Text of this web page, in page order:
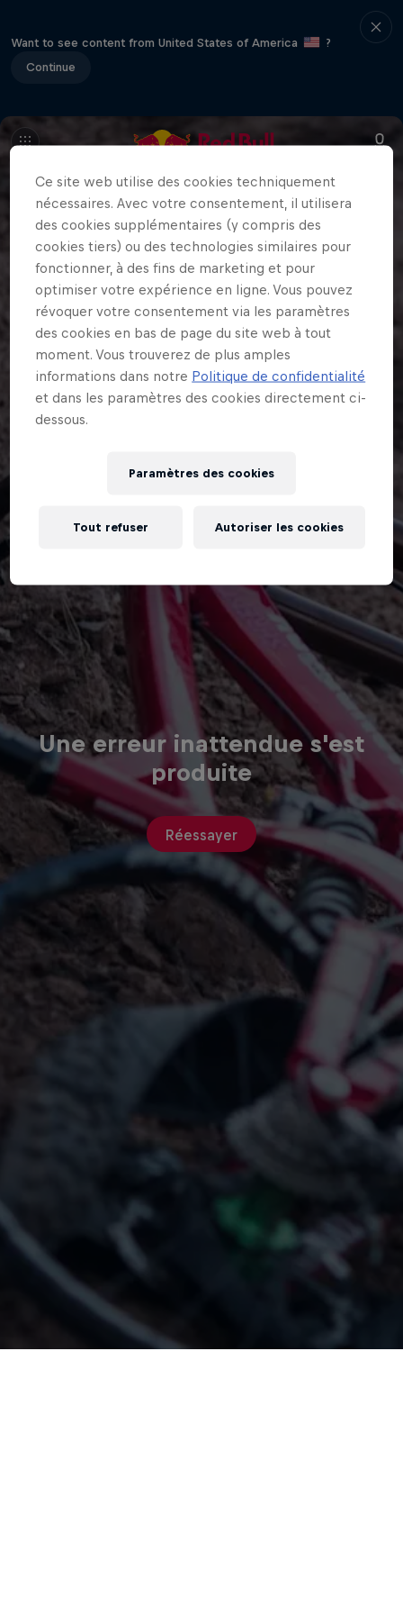
Want to see content from United States of America
?
Continue
Une erreur inattendue s'est
produite
Réessayer
Ce site web utilise des cookies techniquement
nécessaires. Avec votre consentement, il utilisera
des cookies supplémentaires (y compris des
cookies tiers) ou des technologies similaires pour
fonctionner, à des fins de marketing et pour
optimiser votre expérience en ligne. Vous pouvez
révoquer votre consentement via les paramètres
des cookies en bas de page du site web à tout
moment. Vous trouverez de plus amples
informations dans notre Politique de confidentialité
et dans les paramètres des cookies directement ci-
dessous.
Paramètres des cookies
Tout refuser Autoriser les cookies